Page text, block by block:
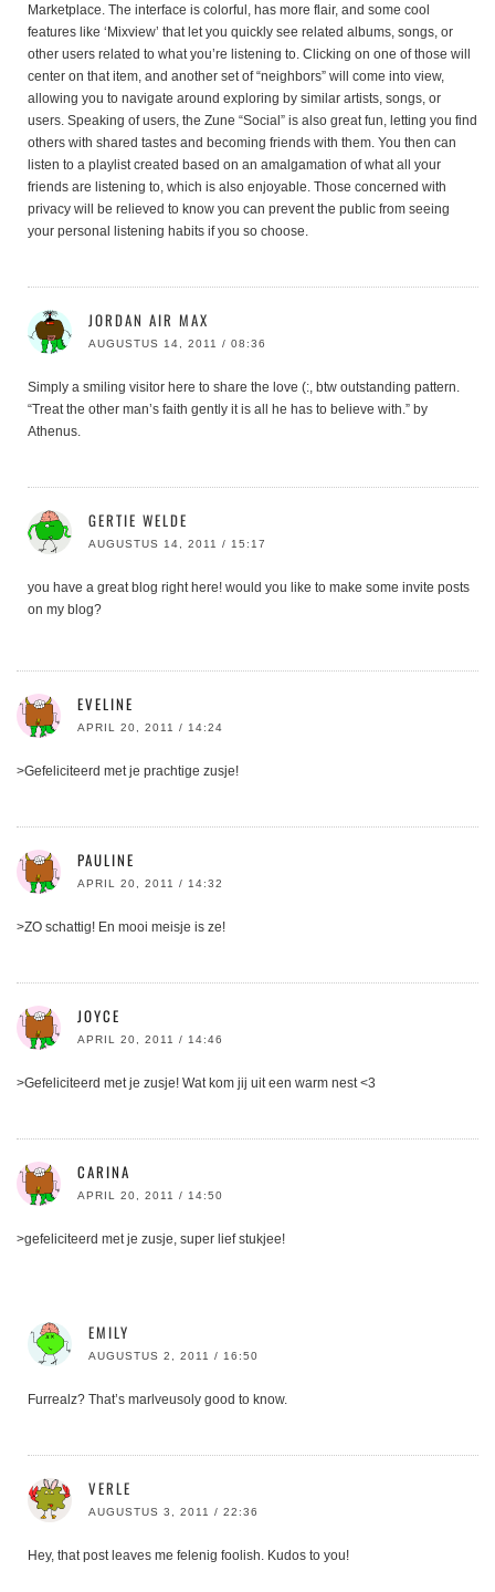
Marketplace. The interface is colorful, has more flair, and some cool
features like ‘Mixview’ that let you quickly see related albums, songs, or
other users related to what you’re listening to. Clicking on one of those will
center on that item, and another set of “neighbors” will come into view,
allowing you to navigate around exploring by similar artists, songs, or
users. Speaking of users, the Zune “Social” is also great fun, letting you find
others with shared tastes and becoming friends with them. You then can
listen to a playlist created based on an amalgamation of what all your
friends are listening to, which is also enjoyable. Those concerned with
privacy will be relieved to know you can prevent the public from seeing
your personal listening habits if you so choose.
JORDAN AIR MAX
AUGUSTUS 14, 2011 / 08:36
Simply a smiling visitor here to share the love (:, btw outstanding pattern.
“Treat the other man’s faith gently it is all he has to believe with.” by
Athenus.
GERTIE WELDE
AUGUSTUS 14, 2011 / 15:17
you have a great blog right here! would you like to make some invite posts
on my blog?
EVELINE
APRIL 20, 2011 / 14:24
>Gefeliciteerd met je prachtige zusje!
PAULINE
APRIL 20, 2011 / 14:32
>ZO schattig! En mooi meisje is ze!
JOYCE
APRIL 20, 2011 / 14:46
>Gefeliciteerd met je zusje! Wat kom jij uit een warm nest <3
CARINA
APRIL 20, 2011 / 14:50
>gefeliciteerd met je zusje, super lief stukjee!
EMILY
AUGUSTUS 2, 2011 / 16:50
Furrealz? That’s marlveusoly good to know.
VERLE
AUGUSTUS 3, 2011 / 22:36
Hey, that post leaves me felenig foolish. Kudos to you!